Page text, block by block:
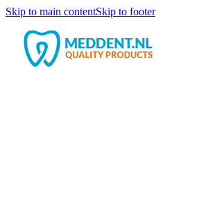
Skip to main contentSkip to footer